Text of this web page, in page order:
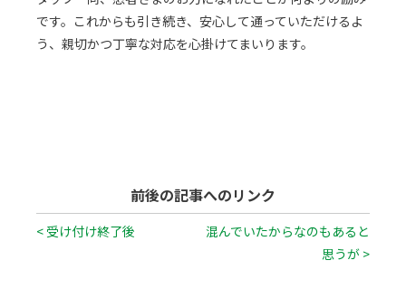
です。これからも引き続き、安心して通っていただけるよ
う、親切かつ丁寧な対応を心掛けてまいります。
前後の記事へのリンク
< 受け付け終了後
混んでいたからなのもあると
思うが >